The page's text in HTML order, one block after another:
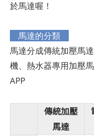
於馬達喔！
馬達的分類
馬達分成傳統加壓馬
機、熱水器專用加壓
APP
傳統加壓
馬達